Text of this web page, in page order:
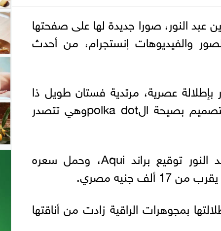
عبد النور، صورا جديدة لها على صفحتها
والفيديوهات إنستجرام، من أحدث
بإطلالة عصرية، مرتدية فستان طويل ذا
أكمام مكشوفة واتسم التصميم بصيحة الpolka dotوهي تتصدر
ويحمل فستان سيرين عبد النور توقيع براند Aqui، وحمل سعره
بمجوهرات الراقية زادت من أناقتها